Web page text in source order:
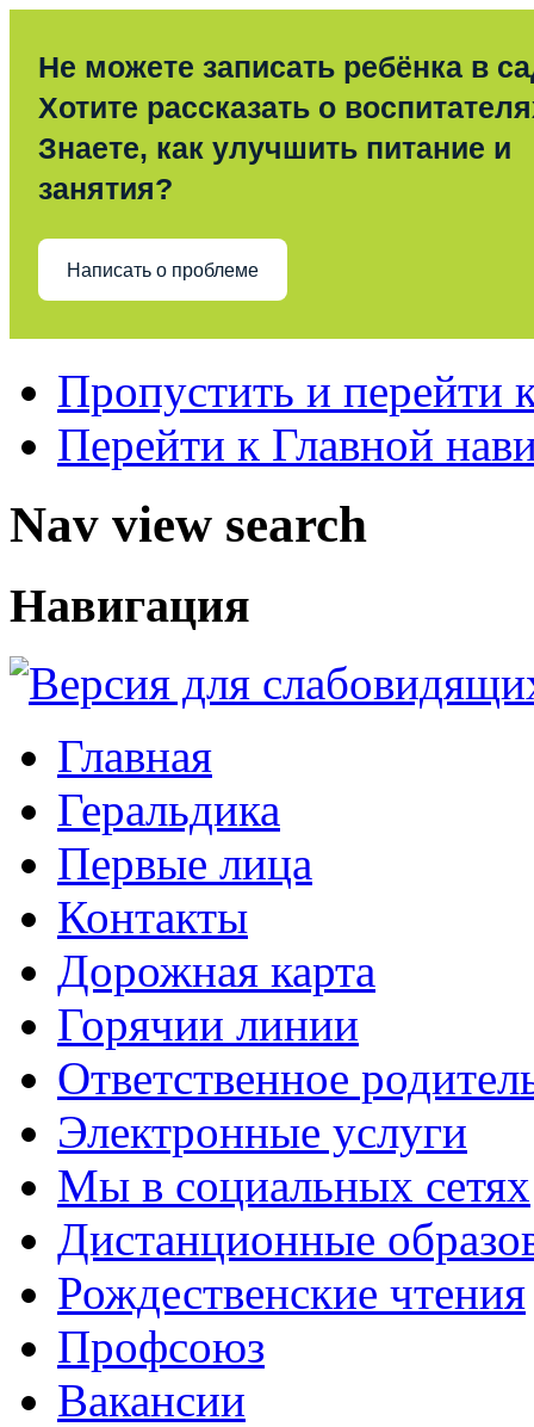
Не можете записать ребёнка в
Хотите рассказать о
Знаете, как улучшить питание и
занятия?
Написать о проблеме
Пропустить и перейти
Перейти к Главной
Nav view search
Навигация
Главная
Геральдика
Первые лица
Контакты
Дорожная карта
Горячии линии
Ответственное
Электронные услуги
Мы в социальных сетях
Дистанционные
Рождественские чтения
Профсоюз
Вакансии